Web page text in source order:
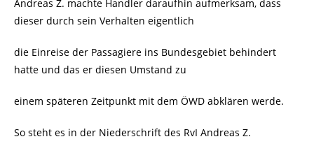
Andreas Z. machte Handler daraufhin aufmerksam, dass
dieser durch sein Verhalten eigentlich
die Einreise der Passagiere ins Bundesgebiet behindert
hatte und das er diesen Umstand zu
einem späteren Zeitpunkt mit dem ÖWD abklären werde.
So steht es in der Niederschrift des RvI Andreas Z.